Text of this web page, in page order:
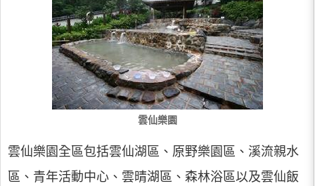
雲仙樂園
雲仙樂園全區包括雲仙湖區、原野樂園區、溪流親水
區、青年活動中心、雲晴湖區、森林浴區以及雲仙飯